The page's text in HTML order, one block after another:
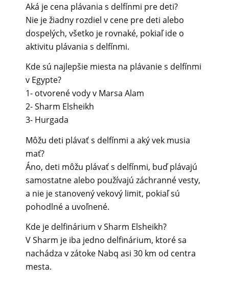
Aká je cena plávania s delfínmi pre deti?
Nie je žiadny rozdiel v cene pre deti alebo
dospelých, všetko je rovnaké, pokiaľ ide o
aktivitu plávania s delfínmi.
Kde sú najlepšie miesta na plávanie s delfínmi
v Egypte?
1- otvorené vody v Marsa Alam
2- Sharm Elsheikh
3- Hurgada
Môžu deti plávať s delfínmi a aký vek musia
mať?
Áno, deti môžu plávať s delfínmi, buď plávajú
samostatne alebo používajú záchranné vesty,
a nie je stanovený vekový limit, pokiaľ sú
pohodlné a uvoľnené.
Kde je delfinárium v Sharm Elsheikh?
V Sharm je iba jedno delfinárium, ktoré sa
nachádza v zátoke Nabq asi 30 km od centra
mesta.